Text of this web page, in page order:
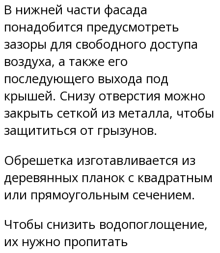
В нижней части фасада
понадобится предусмотреть
зазоры для свободного доступа
воздуха, а также его
последующего выхода под
крышей. Снизу отверстия можно
закрыть сеткой из металла, чтобы
защититься от грызунов.
Обрешетка изготавливается из
деревянных планок с квадратным
или прямоугольным сечением.
Чтобы снизить водопоглощение,
их нужно пропитать